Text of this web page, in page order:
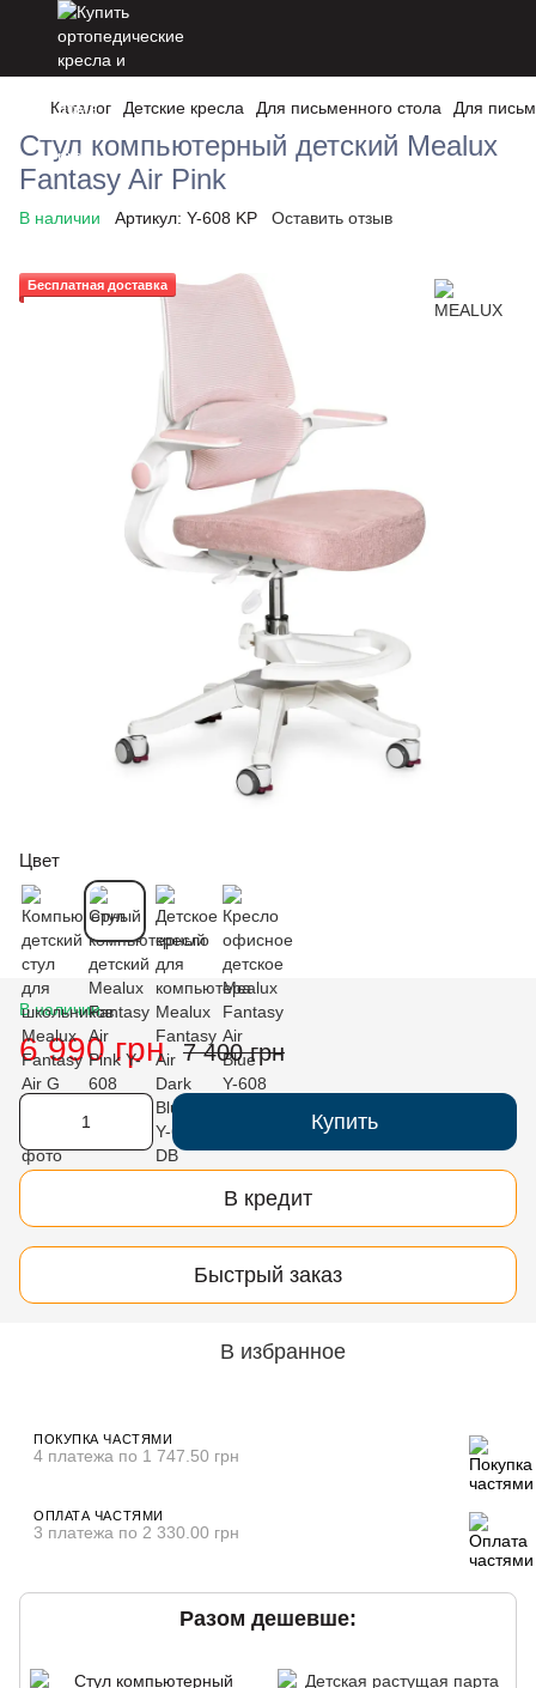
Каталог Детские кресла Для письменного стола Для
Стул компьютерный детский Mealux
Fantasy Air Pink
В наличии Артикул: Y-608 KP Оставить отзыв
Бесплатная доставка
Цвет
В наличии
6 990 грн 7 400 грн
Купить
В кредит
Быстрый заказ
В избранное
ПОКУПКА ЧАСТЯМИ
4 платежа по 1 747.50 грн
ОПЛАТА ЧАСТЯМИ
3 платежа по 2 330.00 грн
Разом дешевше: